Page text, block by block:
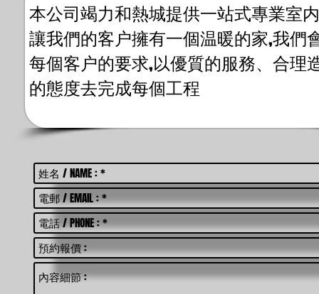
本公司竭力和熱城提供一站式專業室
讓我們的客户擁有一個温暖的家,我們
每個客户的要求,以優質的服務、合理
的態度去完成每個工程